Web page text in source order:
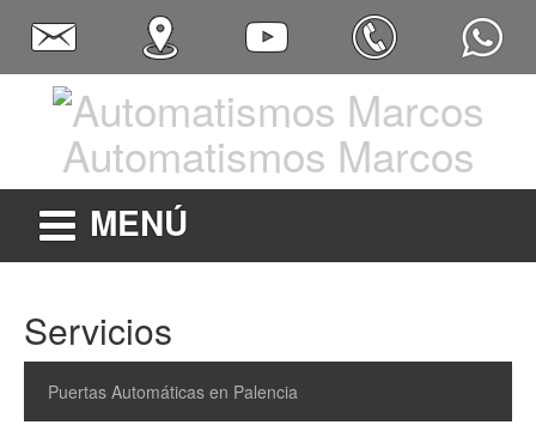
Automatismos Marcos
MENÚ
Servicios
Puertas Automáticas en Palencia